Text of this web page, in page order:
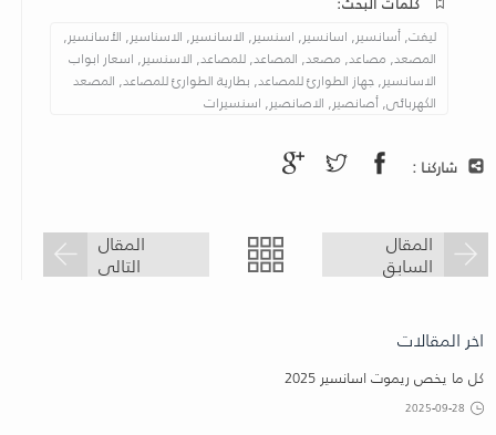
ليفت, أسانسير, اسانسير, اسنسير, الاسانسير, الاسناسير, الأسانسير,
المصعد, مصاعد, مصعد, المصاعد, للمصاعد, الاسنسير, اسعار ابواب
الاسانسير, جهاز الطوارئ للمصاعد, بطارية الطوارئ للمصاعد, المصعد
الكهربائى, أصانصير, الاصانصير, اسنسيرات
شاركنـا :
المقال
السابق
المقال
التالى
اخر المقالات
كل ما يخص ريموت اسانسير 2025
2025-09-28